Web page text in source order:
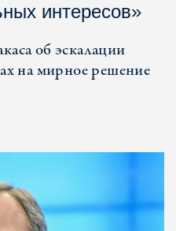
интересов»
об эскалации
на мирное решение